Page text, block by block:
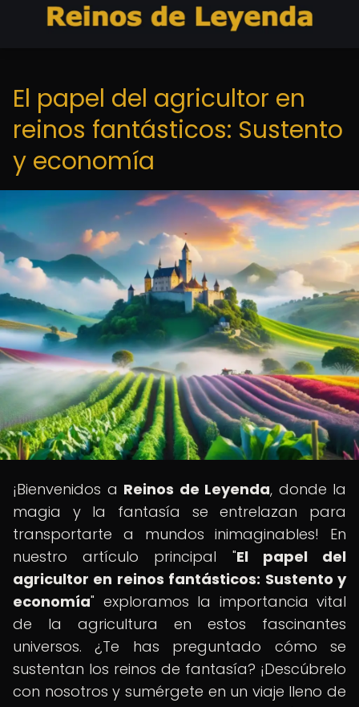
El papel del agricultor en
reinos fantásticos: Sustento
y economía
¡Bienvenidos a Reinos de Leyenda, donde la
magia y la fantasía se entrelazan para
transportarte a mundos inimaginables! En
nuestro artículo principal "El papel del
agricultor en reinos fantásticos: Sustento y
economía" exploramos la importancia vital
de la agricultura en estos fascinantes
universos. ¿Te has preguntado cómo se
sustentan los reinos de fantasía? ¡Descúbrelo
con nosotros y sumérgete en un viaje lleno de